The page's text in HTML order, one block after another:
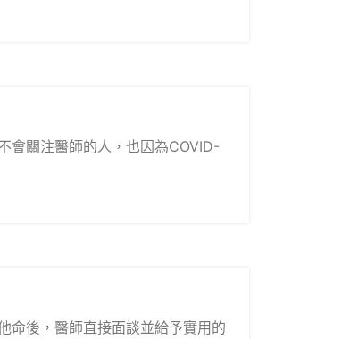
會關注醫師的人，也因為COVID-
命後，醫師直接面談並給予實用的